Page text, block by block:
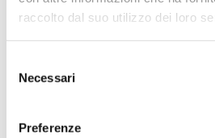
raccolto dal suo utilizzo dei loro
delNecessari
Preferenze
con il quotidiano la Repubblica
editorialista e critico letterario
settimanale Manuale di
Times gli ha recentemente